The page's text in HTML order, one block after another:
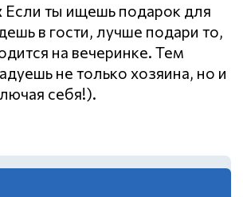
Если ты ищешь подарок для
в гости, лучше подари то,
на вечеринке. Тем
не только хозяина, но и
себя!).